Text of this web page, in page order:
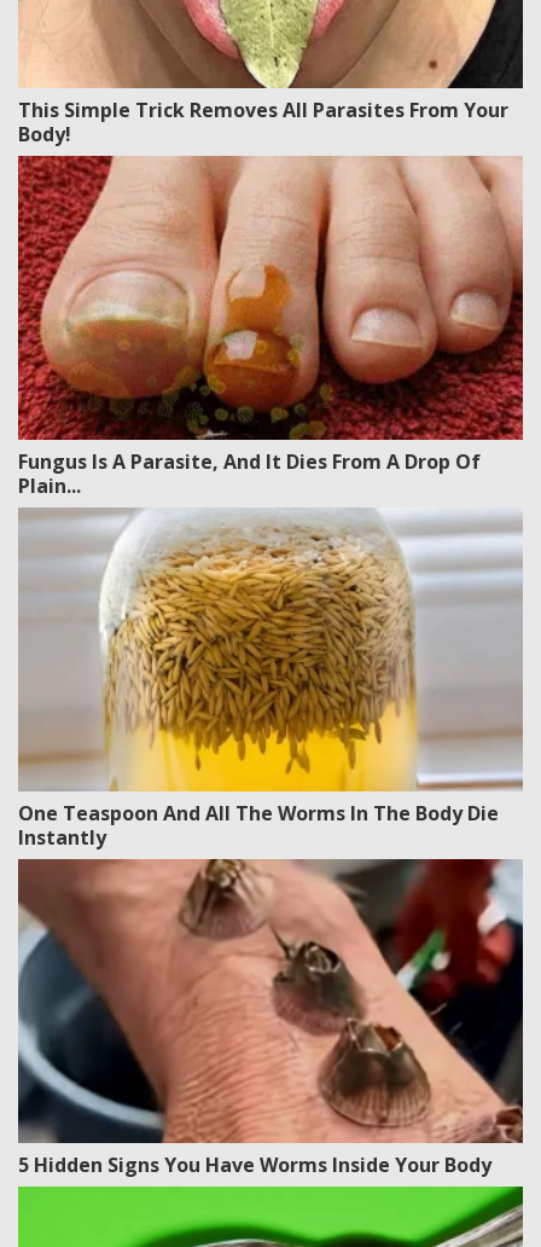
This Simple Trick Removes All Parasites From Your
Body!
Fungus Is A Parasite, And It Dies From A Drop Of
Plain...
One Teaspoon And All The Worms In The Body Die
Instantly
5 Hidden Signs You Have Worms Inside Your Body